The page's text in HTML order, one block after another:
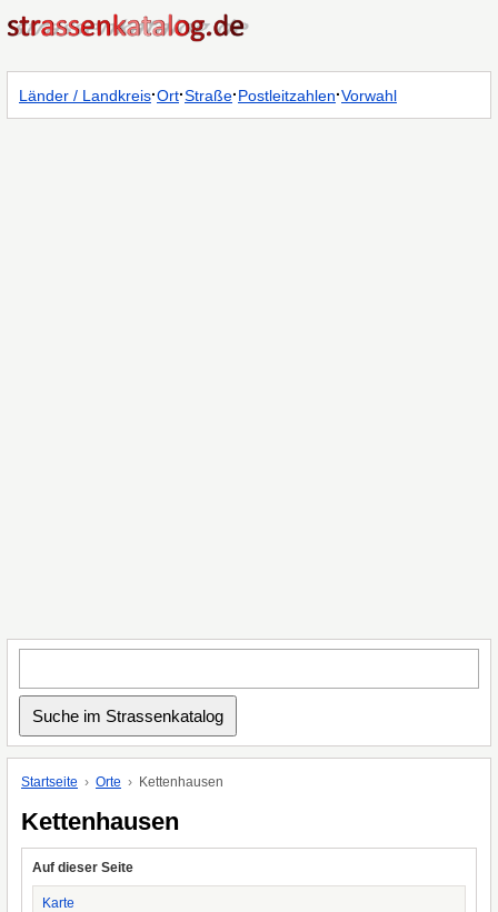
Länder / Landkreis·Ort·Straße·Postleitzahlen·Vorwahl
Startseite Orte Kettenhausen
Kettenhausen
Auf dieser Seite
Karte